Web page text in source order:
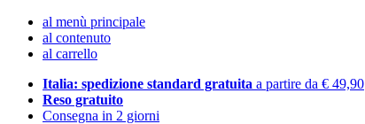
al menù principale
al contenuto
al carrello
Italia: spedizione standard gratuita a partire da € 49,90
Reso gratuito
Consegna in 2 giorni